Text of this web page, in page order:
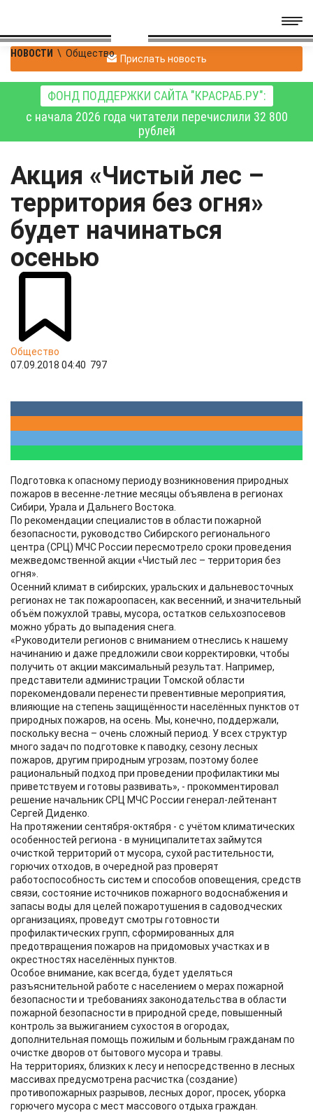
НОВОСТИ \ Общество Прислать новость
ФОНД ПОДДЕРЖКИ САЙТА "КРАСРАБ.РУ":
с начала 2026 года читатели перечислили 32 800
рублей
Акция «Чистый лес –
территория без огня»
будет начинаться
осенью
Общество
07.09.2018 04:40 797
Подготовка к опасному периоду возникновения природных
пожаров в весенне-летние месяцы объявлена в регионах
Сибири, Урала и Дальнего Востока.
По рекомендации специалистов в области пожарной
безопасности, руководство Сибирского регионального
центра (СРЦ) МЧС России пересмотрело сроки проведения
межведомственной акции «Чистый лес – территория без
огня».
Осенний климат в сибирских, уральских и дальневосточных
регионах не так пожароопасен, как весенний, и значительный
объём пожухлой травы, мусора, остатков сельхозпосевов
можно убрать до выпадения снега.
«Руководители регионов с вниманием отнеслись к нашему
начинанию и даже предложили свои корректировки, чтобы
получить от акции максимальный результат. Например,
представители администрации Томской области
порекомендовали перенести превентивные мероприятия,
влияющие на степень защищённости населённых пунктов от
природных пожаров, на осень. Мы, конечно, поддержали,
поскольку весна – очень сложный период. У всех структур
много задач по подготовке к паводку, сезону лесных
пожаров, другим природным угрозам, поэтому более
рациональный подход при проведении профилактики мы
приветствуем и готовы развивать», - прокомментировал
решение начальник СРЦ МЧС России генерал-лейтенант
Сергей Диденко.
На протяжении сентября-октября - с учётом климатических
особенностей региона - в муниципалитетах займутся
очисткой территорий от мусора, сухой растительности,
горючих отходов, в очередной раз проверят
работоспособность систем и способов оповещения, средств
связи, состояние источников пожарного водоснабжения и
запасы воды для целей пожаротушения в садоводческих
организациях, проведут смотры готовности
профилактических групп, сформированных для
предотвращения пожаров на придомовых участках и в
окрестностях населённых пунктов.
Особое внимание, как всегда, будет уделяться
разъяснительной работе с населением о мерах пожарной
безопасности и требованиях законодательства в области
пожарной безопасности в природной среде, повышенный
контроль за выжиганием сухостоя в огородах,
дополнительная помощь пожилым и больным гражданам по
очистке дворов от бытового мусора и травы.
На территориях, близких к лесу и непосредственно в лесных
массивах предусмотрена расчистка (создание)
противопожарных разрывов, лесных дорог, просек, уборка
горючего мусора с мест массового отдыха граждан.